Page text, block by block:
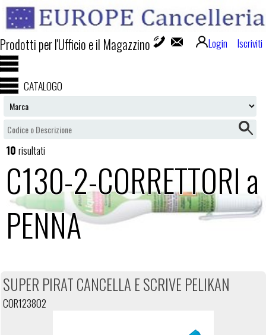
Prodotti per l'Ufficio e il Magazzino Login Iscriviti
CATALOGO
10risultati
C130-2-CORRETTORI a
PENNA
SUPER PIRAT CANCELLA E SCRIVE PELIKAN
COR123802